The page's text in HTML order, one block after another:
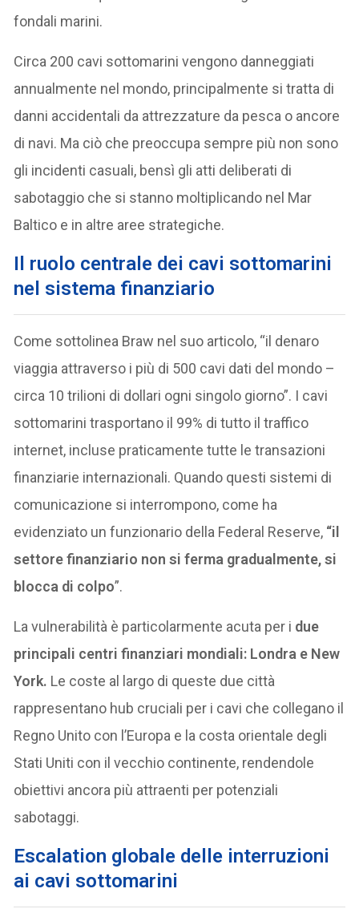
fondali marini.
Circa 200 cavi sottomarini vengono danneggiati
annualmente nel mondo, principalmente si tratta di
danni accidentali da attrezzature da pesca o ancore
di navi. Ma ciò che preoccupa sempre più non sono
gli incidenti casuali, bensì gli atti deliberati di
sabotaggio che si stanno moltiplicando nel Mar
Baltico e in altre aree strategiche.
Il ruolo centrale dei cavi sottomarini
nel sistema finanziario
Come sottolinea Braw nel suo articolo, “il denaro
viaggia attraverso i più di 500 cavi dati del mondo –
circa 10 trilioni di dollari ogni singolo giorno”. I cavi
sottomarini trasportano il 99% di tutto il traffico
internet, incluse praticamente tutte le transazioni
finanziarie internazionali. Quando questi sistemi di
comunicazione si interrompono, come ha
evidenziato un funzionario della Federal Reserve, “il
settore finanziario non si ferma gradualmente, si
blocca di colpo”.
La vulnerabilità è particolarmente acuta per i due
principali centri finanziari mondiali: Londra e New
York. Le coste al largo di queste due città
rappresentano hub cruciali per i cavi che collegano il
Regno Unito con l’Europa e la costa orientale degli
Stati Uniti con il vecchio continente, rendendole
obiettivi ancora più attraenti per potenziali
sabotaggi.
Escalation globale delle interruzioni
ai cavi sottomarini